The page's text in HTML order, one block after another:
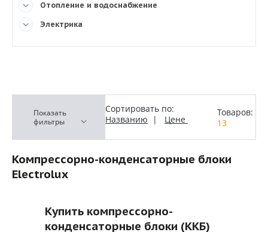
Отопление и водоснабжение
Электрика
Показать
фильтры
Сортировать по:
Названию | Цене
Товаров:
13
Компрессорно-конденсаторные блоки
Electrolux
Купить компрессорно-
конденсаторные блоки (ККБ)